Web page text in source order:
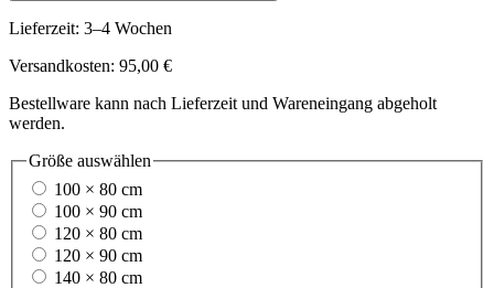
Lieferzeit: 3–4 Wochen
Versandkosten: 95,00 €
Bestellware kann nach Lieferzeit und Wareneingang abgeholt
werden.
Größe auswählen
100 × 80 cm
100 × 90 cm
120 × 80 cm
120 × 90 cm
140 × 80 cm